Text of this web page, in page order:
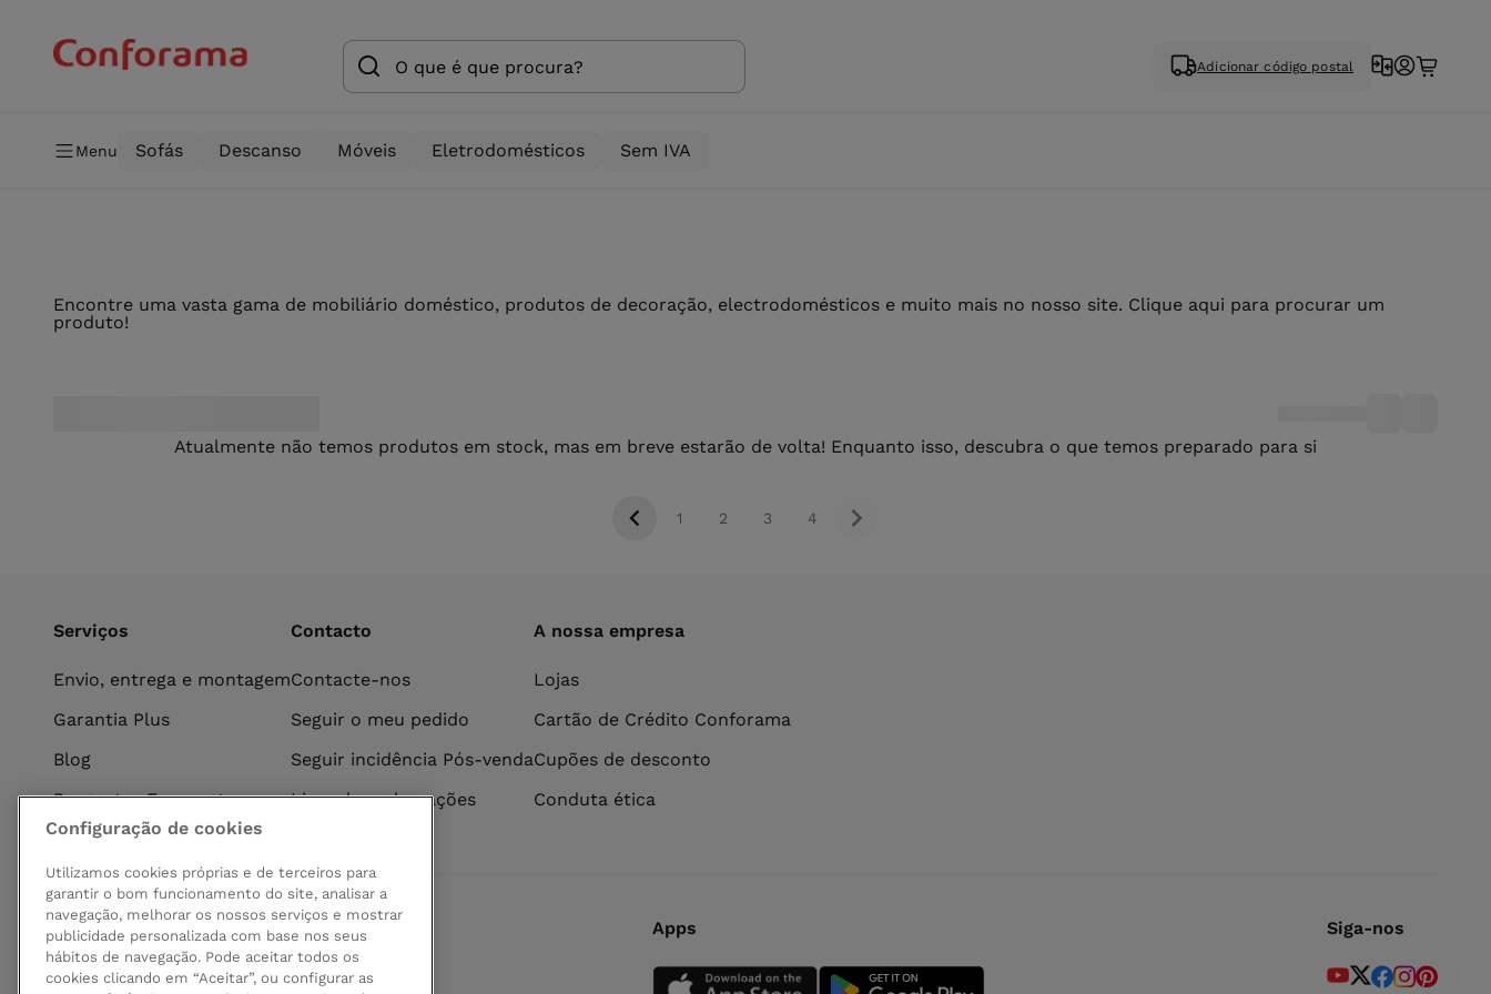
Adicionar código postal
Menu Sofás Descanso Móveis Eletrodomésticos Sem IVA
Encontre uma vasta gama de mobiliário doméstico, produtos de decoração, electrodomésticos e muito mais no nosso site. Clique aqui para procurar um
produto!
Atualmente não temos produtos em stock, mas em breve estarão de volta! Enquanto isso, descubra o que temos preparado para si
1 2 3 4
Serviços
Envio, entrega e montagem
Garantia Plus
Blog
Perguntas Frequentes
Contacto
Contacte-nos
Seguir o meu pedido
Seguir incidência Pós-venda
Livro de reclamações
A nossa empresa
Lojas
Cartão de Crédito Conforama
Cupões de desconto
Conduta ética
Pagamento seguro Apps Siga-nos
Configuração de cookies
Utilizamos cookies próprias e de terceiros para
garantir o bom funcionamento do site, analisar a
navegação, melhorar os nossos serviços e mostrar
publicidade personalizada com base nos seus
hábitos de navegação. Pode aceitar todos os
cookies clicando em “Aceitar”, ou configurar as